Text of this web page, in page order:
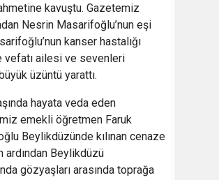
kavuştu. Gazetemiz
Nesrin Masarifoğlu’nun eşi
kanser hastalığı
vefatı ailesi ve sevenleri
üzüntü yarattı.
hayata veda eden
emekli öğretmen Faruk
Beylikdüzünde kılınan cenaze
ardından Beylikdüzü
gözyaşları arasında toprağa